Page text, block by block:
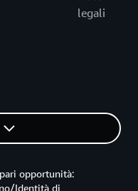
legali
opportunità:
Identità di